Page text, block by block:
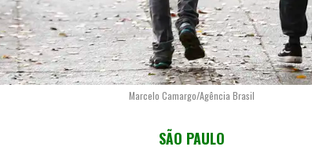
Marcelo Camargo/Agência Brasil
SÃO PAULO